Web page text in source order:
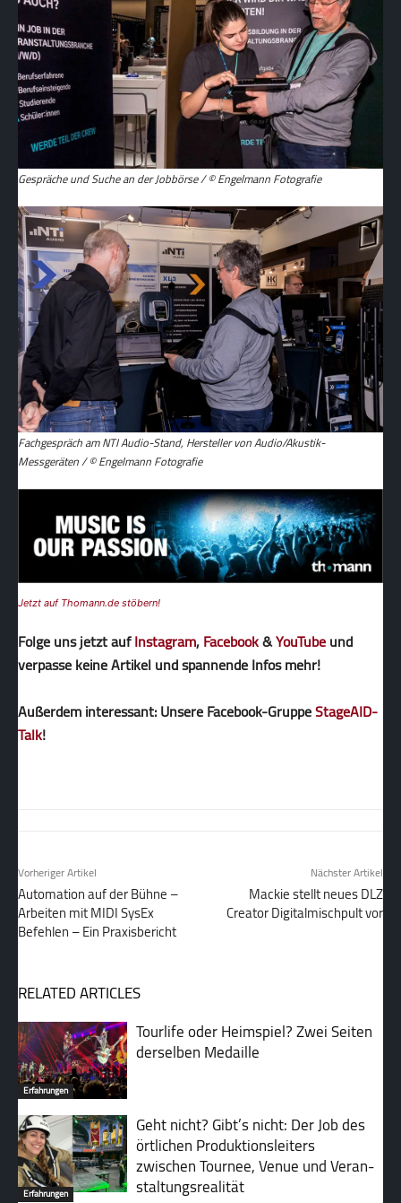
Gespräche und Suche an der Jobbörse / © Engelmann Fotografie
Fachgespräch am NTI Audio-Stand, Hersteller von Audio/Akustik-
Messgeräten / © Engelmann Fotografie
Jetzt auf Thomann.de stöbern!
Folge uns jetzt aufInstagram,Facebook&YouTubeund
verpasse keine Artikel und spannende Infos mehr!
Außerdem interessant: Unsere Facebook-GruppeStageAID-
Talk!
Vorheriger Artikel
Automation auf der Bühne –
Arbeiten mit MIDI SysEx
Befehlen – Ein Praxisbericht
Nächster Artikel
Mackie stellt neues DLZ
Creator Digitalmischpult vor
RELATED ARTICLES
Erfahrungen
Tourlife oder Heimspiel? Zwei Seiten
derselben Medaille
Erfahrungen
Geht nicht? Gibt’s nicht: Der Job des
ört­lichen Pro­duk­tions­lei­ters
zwischen Tour­nee, Venue und Ver­an­
stal­tungs­re­ali­tät